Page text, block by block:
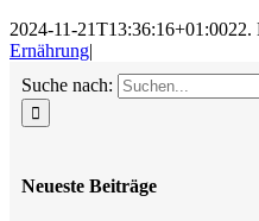
2024-11-21T13:36:16+01:0022.
Ernährung|
Suche nach:
Neueste Beiträge